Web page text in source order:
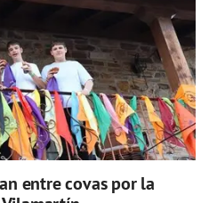
entre covas por la